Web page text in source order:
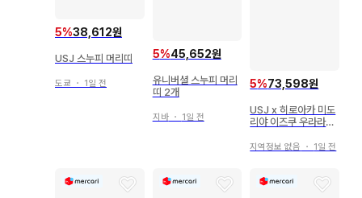
5%38,612원
USJ 스누피 머리띠
도쿄 ・ 1일 전
5%45,652원
유니버셜 스누피 머리
띠 2개
지바・ 1일 전
5%73,598원
USJ x 히로아카 미도
리야 이즈쿠 우라라카
트
지역정보 없음 ・ 1일 전